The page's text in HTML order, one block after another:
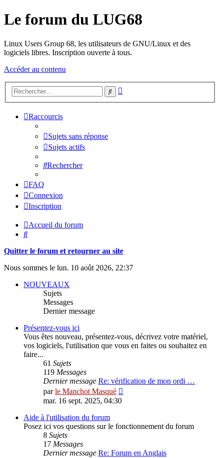
Le forum du LUG68
Linux Users Group 68, les utilisateurs de GNU/Linux et des
logiciels libres. Inscription ouverte à tous.
Accéder au contenu
Rechercher
Raccourcis
Sujets sans réponse
Sujets actifs
Rechercher
FAQ
Connexion
Inscription
Accueil du forum
Rechercher
Quitter le forum et retourner au site
Nous sommes le lun. 10 août 2026, 22:37
NOUVEAUX
Sujets
Messages
Dernier message
Présentez-vous ici
Vous êtes nouveau, présentez-vous, décrivez votre matériel,
vos logiciels, l'utilisation que vous en faites ou souhaitez en
faire...
61 Sujets
119 Messages
Dernier message Re: vérification de mon ordi …
parle Manchot Masqué
mar. 16 sept. 2025, 04:30
Aide à l'utilisation du forum
Posez ici vos questions sur le fonctionnement du forum
8 Sujets
17 Messages
Dernier message Re: Forum en Anglais